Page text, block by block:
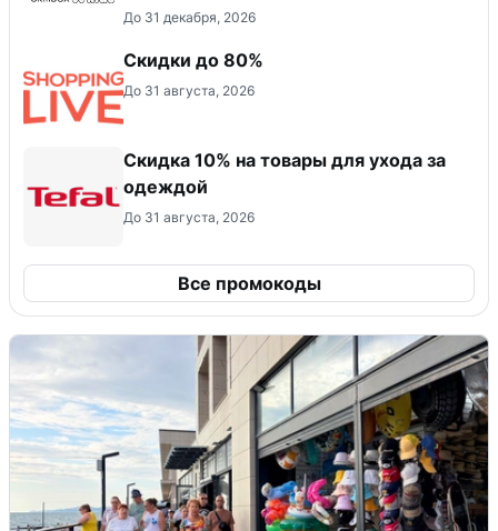
До 31 декабря, 2026
Скидки до 80%
До 31 августа, 2026
Скидка 10% на товары для ухода за
одеждой
До 31 августа, 2026
Все промокоды